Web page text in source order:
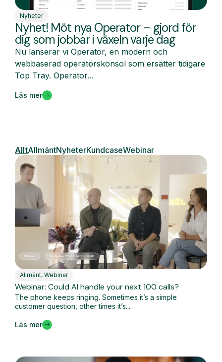
Nyheter
Nyhet! Möt nya Operator – gjord för
dig som jobbar i växeln varje dag
Nu lanserar vi Operator, en modern och
webbaserad operatörskonsol som ersätter tidigare
Top Tray. Operator...
Läs mer
AlltAllmäntNyheterKundcaseWebinar
Allmänt, Webinar
Webinar: Could AI handle your next 100 calls?
The phone keeps ringing. Sometimes it’s a simple
customer question, other times it’s...
Läs mer